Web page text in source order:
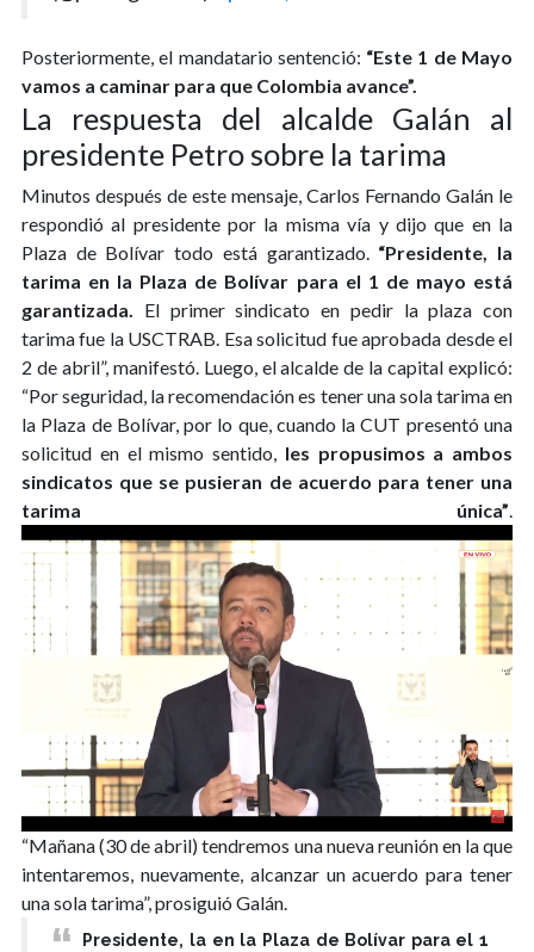
Posteriormente, el mandatario sentenció: “Este 1 de Mayo
vamos a caminar para que Colombia avance”.
La respuesta del alcalde Galán al
presidente Petro sobre la tarima
Minutos después de este mensaje, Carlos Fernando Galán le
respondió al presidente por la misma vía y dijo que en la
Plaza de Bolívar todo está garantizado. “Presidente, la
tarima en la Plaza de Bolívar para el 1 de mayo está
garantizada.
El primer sindicato en pedir la plaza con
tarima fue la USCTRAB. Esa solicitud fue aprobada desde el
2 de abril”, manifestó. Luego, el alcalde de la capital explicó:
“Por seguridad, la recomendación es tener una sola tarima en
la Plaza de Bolívar, por lo que, cuando la CUT presentó una
solicitud en el mismo sentido, les propusimos a ambos
sindicatos que se pusieran de acuerdo para tener una
tarima única”
“Mañana (30 de abril) tendremos una nueva reunión en la que
intentaremos, nuevamente, alcanzar un acuerdo para tener
una sola tarima”, prosiguió Galán.
Presidente, la en la Plaza de Bolívar para el 1